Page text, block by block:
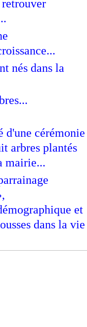
retrouver
nés dans la
d'une cérémonie
arbres plantés
mairie...
et
dans la vie